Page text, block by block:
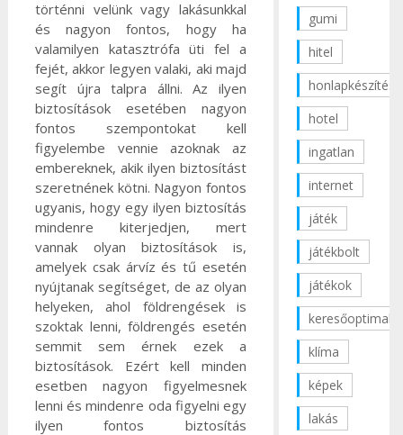
történni velünk vagy lakásunkkal
és nagyon fontos, hogy ha
valamilyen katasztrófa üti fel a
fejét, akkor legyen valaki, aki majd
segít újra talpra állni. Az ilyen
biztosítások esetében nagyon
fontos szempontokat kell
figyelembe vennie azoknak az
embereknek, akik ilyen biztosítást
szeretnének kötni. Nagyon fontos
ugyanis, hogy egy ilyen biztosítás
mindenre kiterjedjen, mert
vannak olyan biztosítások is,
amelyek csak árvíz és tű esetén
nyújtanak segítséget, de az olyan
helyeken, ahol földrengések is
szoktak lenni, földrengés esetén
semmit sem érnek ezek a
biztosítások. Ezért kell minden
esetben nagyon figyelmesnek
lenni és mindenre oda figyelni egy
ilyen fontos biztosítás
gumi
hitel
honlapkészítés
hotel
ingatlan
internet
játék
játékbolt
játékok
klíma
képek
lakás